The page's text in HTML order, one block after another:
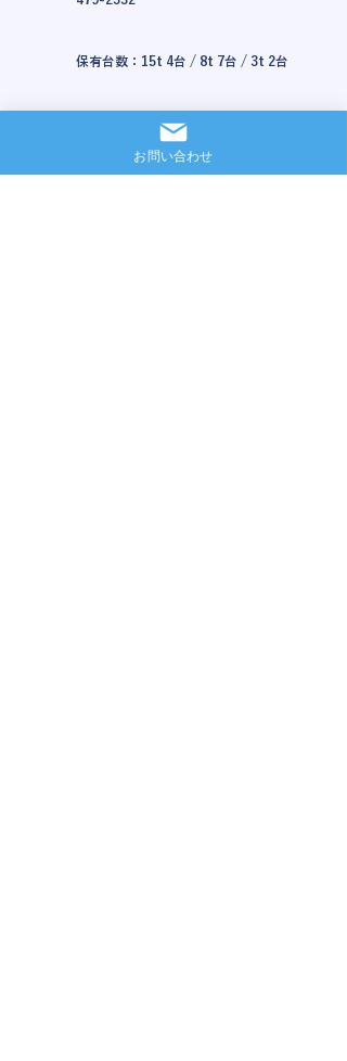
保有台数：15t 4台 / 8t 7台 / 3t 2台
お問い合わせ